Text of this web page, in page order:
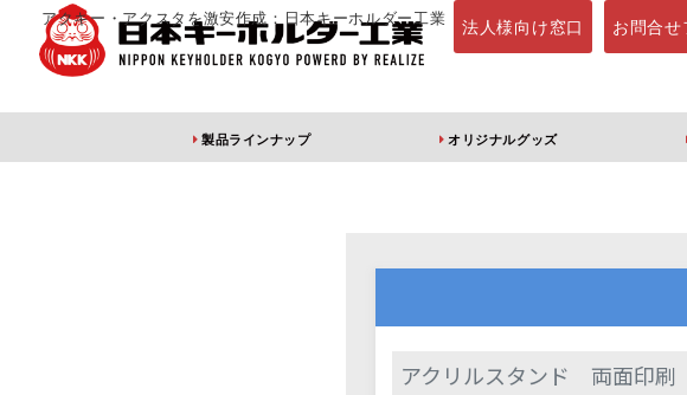
アクキー・アクスタを激安作成：日本キーホルダー工業 法人様向け窓口 お問合せ
製品ラインナップ オリジナルグッズ
アクリルスタンド 両面印